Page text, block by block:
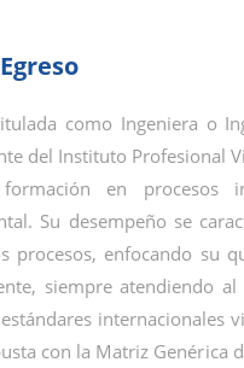
como Ingeniera o
del Instituto Profesional
en procesos
Su desempeño se
procesos, enfocando su
siempre atendiendo
internacionales
con la Matriz Genérica